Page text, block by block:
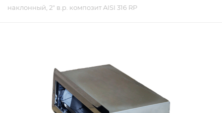
наклонный, 2" в.р. композит AISI 316 RP